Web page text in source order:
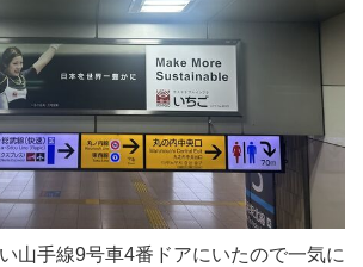
山手線9号車4番ドアにいたので一気に